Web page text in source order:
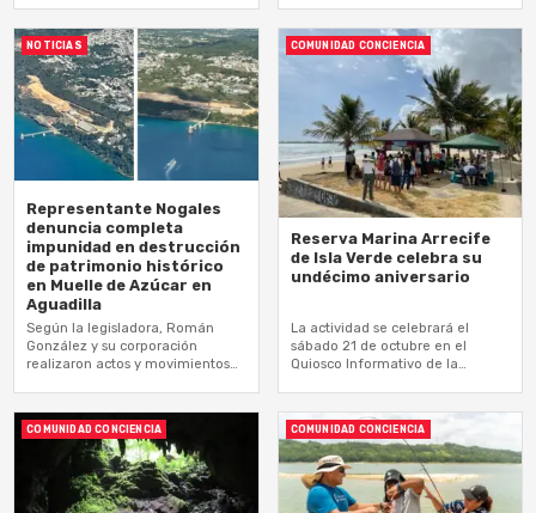
naturaleza
NOTICIAS
Representante Nogales
denuncia completa
impunidad en destrucción
de patrimonio histórico
en Muelle de Azúcar en
Aguadilla
Según la legisladora, Román
González y su corporación
realizaron actos y movimientos
de un mogote que afectaron…
COMUNIDAD CONCIENCIA
Reserva Marina Arrecife
de Isla Verde celebra su
undécimo aniversario
La actividad se celebrará el
sábado 21 de octubre en el
Quiosco Informativo de la
COMUNIDAD CONCIENCIA COMUNIDAD CONCIENCIA